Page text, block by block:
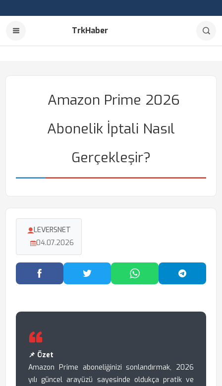
TrkHaber
Amazon Prime 2026
Abonelik İptali Nasıl
Gerçekleşir?
LEVERSNET
04.07.2026
Facebook'ta PaylaşTwitter'da PaylaşWhatsApp'ta Paylaş
📌 Özet
Amazon Prime aboneliğinizi sonlandırmak, 2026
yılı güncel arayüzü sayesinde oldukça pratik ve